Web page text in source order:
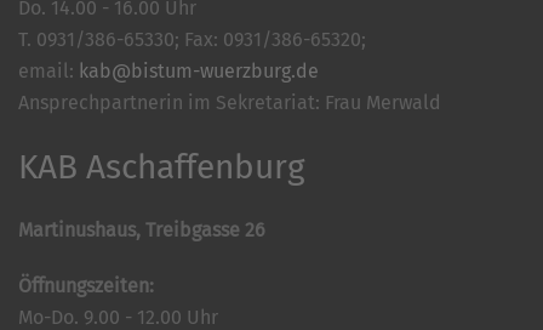
Do. 14.00 - 16.00 Uhr
T. 0931/386-65330; Fax: 0931/386-65320;
email: kab@bistum-wuerzburg.de
Ansprechpartnerin im Sekretariat: Frau Merwald
KAB Aschaffenburg
Martinushaus, Treibgasse 26
Öffnungszeiten:
Mo-Do. 9.00 - 12.00 Uhr